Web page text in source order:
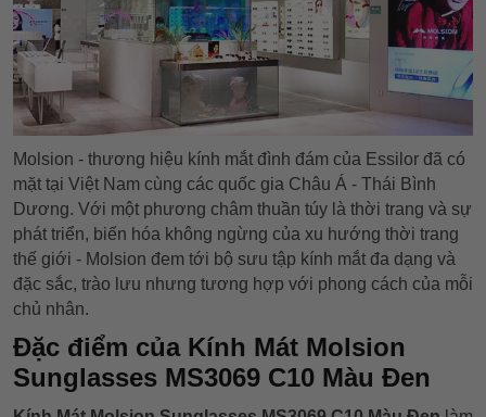
Molsion - thương hiệu kính mắt đình đám của Essilor đã có
mặt tại Việt Nam cùng các quốc gia Châu Á - Thái Bình
Dương. Với một phương châm thuần túy là thời trang và sự
phát triển, biến hóa không ngừng của xu hướng thời trang
thế giới - Molsion đem tới bộ sưu tập kính mắt đa dạng và
đặc sắc, trào lưu nhưng tương hợp với phong cách của mỗi
chủ nhân.
Đặc điểm của Kính Mát Molsion
Sunglasses MS3069 C10 Màu Đen